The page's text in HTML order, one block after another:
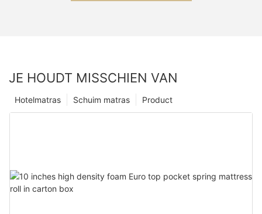
JE HOUDT MISSCHIEN VAN
Product
Schuim matras
Hotelmatras